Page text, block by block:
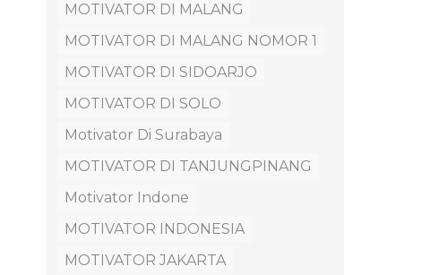
MOTIVATOR DI MALANG
MOTIVATOR DI MALANG NOMOR 1
MOTIVATOR DI SIDOARJO
MOTIVATOR DI SOLO
Motivator Di Surabaya
MOTIVATOR DI TANJUNGPINANG
Motivator Indone
MOTIVATOR INDONESIA
MOTIVATOR JAKARTA